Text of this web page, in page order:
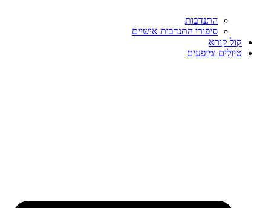
התנדבות
סיפורי התנדבות אישיים
קול קורא
טיולים ומופעים